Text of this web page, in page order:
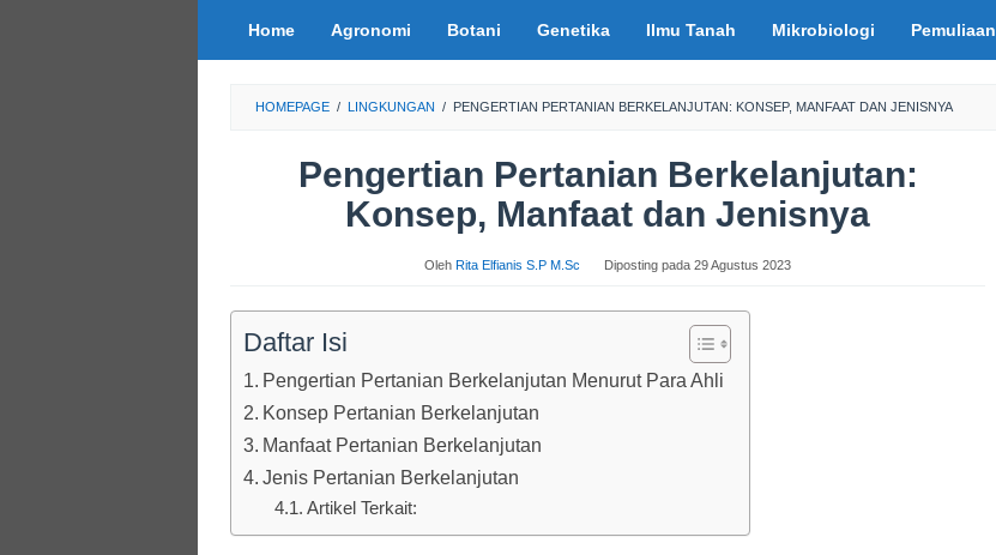
Home Agronomi Botani Genetika Ilmu Tanah Mikrobiologi Pemuliaan
HOMEPAGE / LINGKUNGAN / PENGERTIAN PERTANIAN BERKELANJUTAN: KONSEP, MANFAAT DAN JENISNYA
Pengertian Pertanian Berkelanjutan:
Konsep, Manfaat dan Jenisnya
Oleh Rita Elfianis S.P M.Sc Diposting pada 29 Agustus 2023
Daftar Isi
Pengertian Pertanian Berkelanjutan Menurut Para Ahli
Konsep Pertanian Berkelanjutan
Manfaat Pertanian Berkelanjutan
Jenis Pertanian Berkelanjutan
Artikel Terkait: